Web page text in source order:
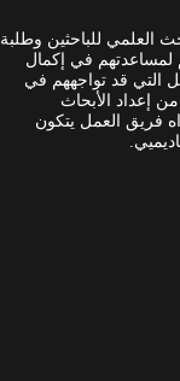
العلمي للباحثين وطلبة
لمساعدتهم في إكمال
التي قد تواجههم في
إعداد الأبحاث
فريق العمل يتكون